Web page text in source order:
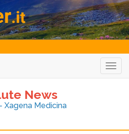
News
Xagena Medicina